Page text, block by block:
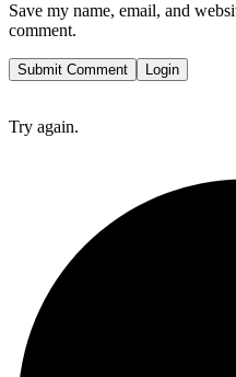
Save my name, email, and
comment.
Submit Comment Login
Try again.